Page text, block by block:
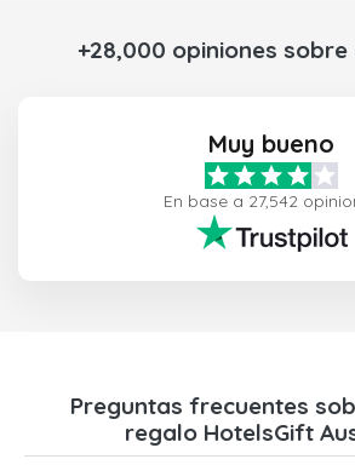
+28,000 opiniones sobre
Muy bueno
En base a 27,542
Preguntas frecuentes
regalo HotelsGift